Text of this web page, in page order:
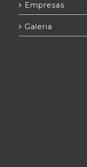
Empresas
Galeria